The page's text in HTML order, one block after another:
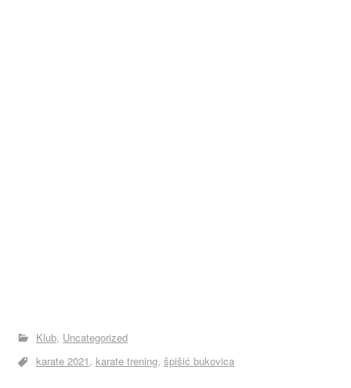
Klub Uncategorized
karate 2021 karate trening špišić bukovica